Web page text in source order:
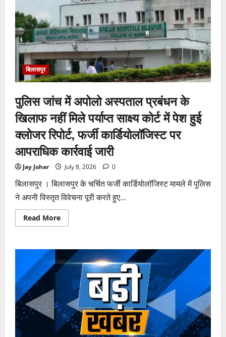
नई
कार्यकारिणी
को
वैधता,
चर्च
प्रबंधन
विवाद
पर
लगा
विराम
बिलासपुर
पुलिस जांच में अपोलो अस्पताल प्रबंधन के
खिलाफ नहीं मिले पर्याप्त साक्ष्य कोर्ट में पेश हुई
क्लोजर रिपोर्ट, फर्जी कार्डियोलॉजिस्ट पर
आपराधिक कार्रवाई जारी
Jay Johar July 8, 2026 0
बिलासपुर । बिलासपुर के चर्चित फर्जी कार्डियोलॉजिस्ट मामले में पुलिस
ने अपनी विस्तृत विवेचना पूरी करते हुए...
Read MoreRead
more
में
अपोलो
अस्पताल
के
खिलाफ
नहीं
मिले
पर्याप्त
साक्ष्य
कोर्ट
में